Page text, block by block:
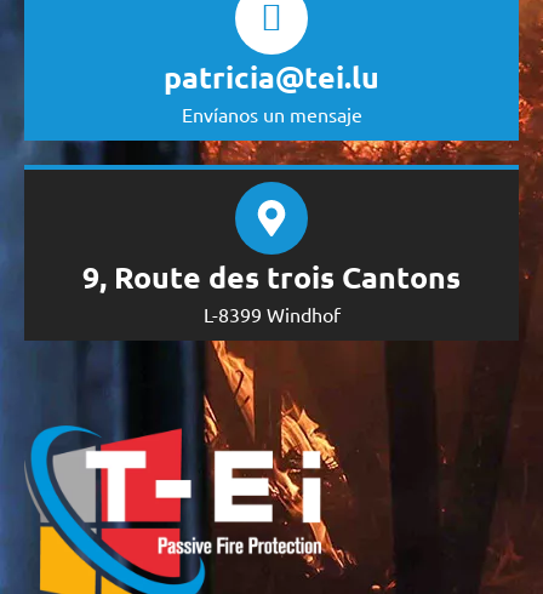
patricia@tei.lu
Envíanos un mensaje
9, Route des trois Cantons
L-8399 Windhof